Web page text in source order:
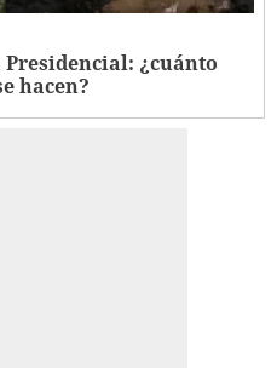
¿cuánto
hacen?